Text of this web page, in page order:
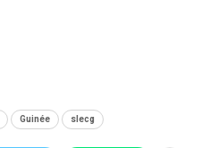
Guinée slecg